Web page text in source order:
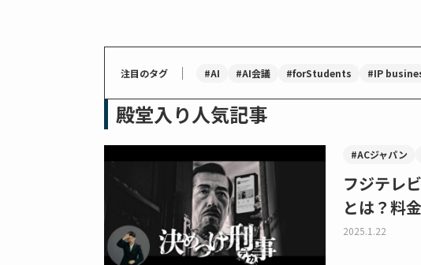
注目のタグ ｜ #AI #AI会議 #forStudents #IP
殿堂入り人気記事
#ACジャパン
フジテレ
とは？料
2025.1.22